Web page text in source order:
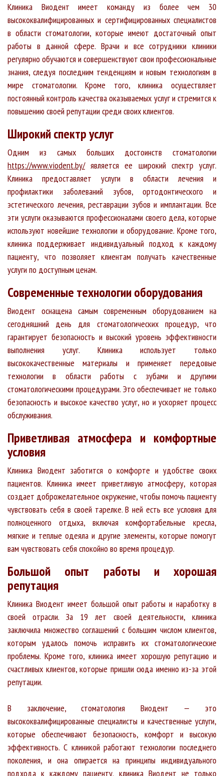
Клиника Виодент имеет команду из более чем 30
высококвалифицированных и сертифицированных специалистов
в области стоматологии, которые имеют достаточный опыт
работы в данной сфере. Врачи и все сотрудники клиники
регулярно обучаются и совершенствуют свои профессиональные
знания, следуя последним тенденциям и новым технологиям в
мире стоматологии. Кроме того, клиника осуществляет
постоянный контроль качества оказываемых услуг и стремится к
повышению своей репутации среди своих клиентов.
Широкий спектр услуг
Одним из самых больших достоинств стоматологии
https://www.viodent.by/является ее широкий спектр услуг.
Клиника предоставляет услуги в области лечения и
профилактики заболеваний зубов, ортодонтического и
эстетического лечения, реставрации зубов и имплантации. Все
эти услуги оказываются профессионалами своего дела, которые
используют новейшие технологии и оборудование. Кроме того,
клиника поддерживает индивидуальный подход к каждому
пациенту, что позволяет клиентам получать качественные
услуги по доступным ценам.
Современные технологии оборудования
Виодент оснащена самым современным оборудованием на
сегодняшний день для стоматологических процедур, что
гарантирует безопасность и высокий уровень эффективности
выполнения услуг. Клиника использует только
высококачественные материалы и применяет передовые
технологии в области работы с зубами и другими
стоматологическими процедурами. Это обеспечивает не только
безопасность и высокое качество услуг, но и ускоряет процесс
обслуживания.
Приветливая атмосфера и комфортные
условия
Клиника Виодент заботится о комфорте и удобстве своих
пациентов. Клиника имеет приветливую атмосферу, которая
создает доброжелательное окружение, чтобы помочь пациенту
чувствовать себя в своей тарелке. В ней есть все условия для
полноценного отдыха, включая комфортабельные кресла,
мягкие и теплые одеяла и другие элементы, которые помогут
вам чувствовать себя спокойно во время процедур.
Большой опыт работы и хорошая
репутация
Клиника Виодент имеет большой опыт работы и наработку в
своей отрасли. За 19 лет своей деятельности, клиника
заключила множество соглашений с большим числом клиентов,
которым удалось помочь исправить их стоматологические
проблемы. Кроме того, клиника имеет хорошую репутацию и
счастливых клиентов, которые пришли сюда именно из-за этой
репутации.
В заключение, стоматология Виодент — это
высококвалифицированные специалисты и качественные услуги,
которые обеспечивают безопасность, комфорт и высокую
эффективность. С клиникой работают технологии последнего
поколения, и она опирается на принципы индивидуального
подхода к каждому пациенту. клиника Виодент не только